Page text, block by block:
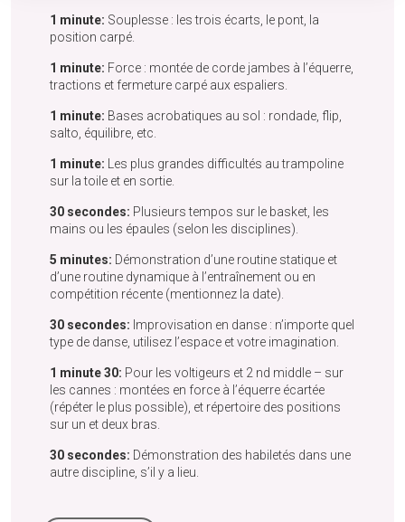
1 minute: Souplesse : les trois écarts, le pont, la
position carpé.
1 minute: Force : montée de corde jambes à l’équerre,
tractions et fermeture carpé aux espaliers.
1 minute: Bases acrobatiques au sol : rondade, flip,
salto, équilibre, etc.
1 minute:
Les plus grandes difficultés au trampoline
sur la toile et en sortie.
30 secondes: Plusieurs tempos sur le basket, les
mains ou les épaules (selon les disciplines).
5 minutes: Démonstration d’une routine statique et
d’une routine dynamique à l’entraînement ou en
compétition récente (mentionnez la date).
30 secondes: Improvisation en danse : n’importe quel
type de danse, utilisez l’espace et votre imagination.
1 minute 30: Pour les voltigeurs et 2 nd middle – sur
les cannes : montées en force à l’équerre écartée
(répéter le plus possible), et répertoire des positions
sur un et deux bras.
30 secondes: Démonstration des habiletés dans une
autre discipline, s’il y a lieu.